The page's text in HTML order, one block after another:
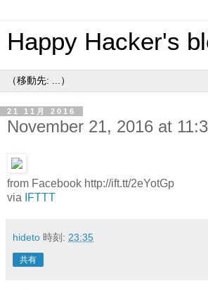
Happy Hacker's
21 11月 2016
November 21, 2016 at
from Facebook http://ift.tt/2eYotGp
via
IFTTT
hideto 時刻: 23:35
共有